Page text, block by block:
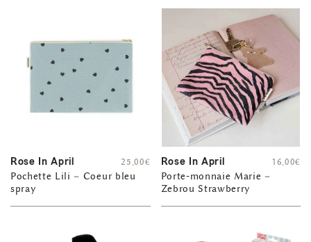
Rose In April
Pochette Lili – Coeur bleu
spray
25,00€ Rose In April
Porte-monnaie Marie –
Zebrou Strawberry
16,00€